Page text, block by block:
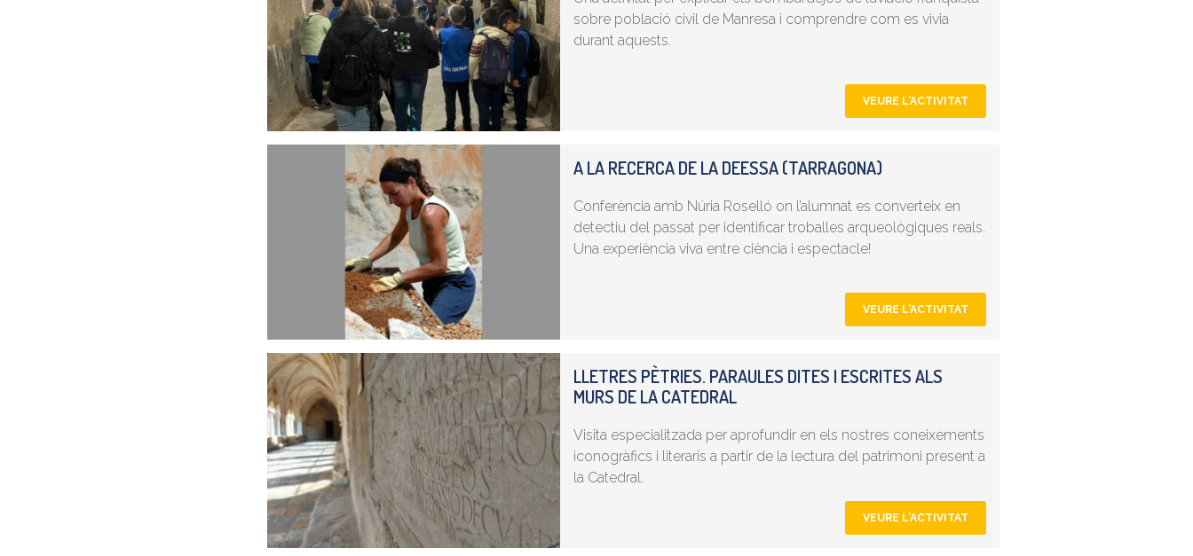
sobre població civil de Manresa i comprendre com es vivia
durant aquests.
VEURE L'ACTIVITAT
A LA RECERCA DE LA DEESSA (TARRAGONA)
Conferència amb Núria Roselló on l’alumnat es converteix en
detectiu del passat per identificar troballes arqueològiques reals.
Una experiència viva entre ciència i espectacle!
VEURE L'ACTIVITAT
LLETRES PÈTRIES. PARAULES DITES I ESCRITES ALS
MURS DE LA CATEDRAL
Visita especialitzada per aprofundir en els nostres coneixements
iconogràfics i literaris a partir de la lectura del patrimoni present a
la Catedral.
VEURE L'ACTIVITAT